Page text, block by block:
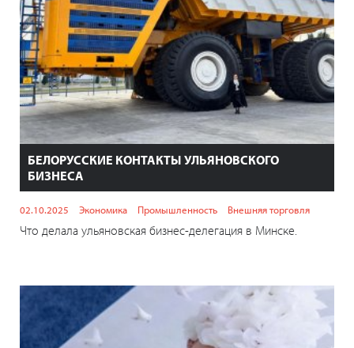
БЕЛОРУССКИЕ КОНТАКТЫ УЛЬЯНОВСКОГО
БИЗНЕСА
02.10.2025 Экономика Промышленность Внешняя торговля
Что делала ульяновская бизнес-делегация в Минске.